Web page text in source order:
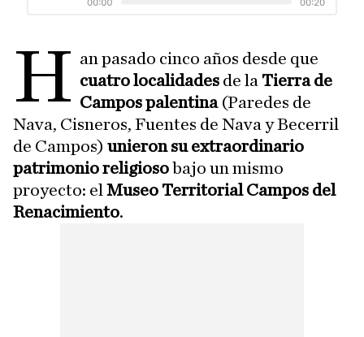
H an pasado cinco años desde que
cuatro localidades de la Tierra de
Campos palentina (Paredes de
Nava, Cisneros, Fuentes de Nava y Becerril
de Campos) unieron su extraordinario
patrimonio religiosobajo un mismo
proyecto: el Museo Territorial Campos del
Renacimiento.